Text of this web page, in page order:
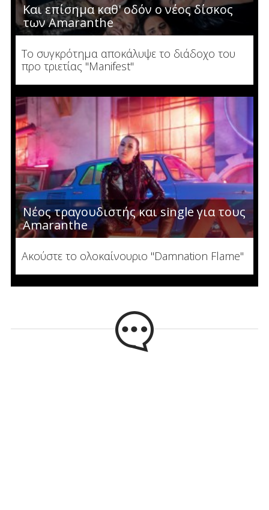
Και επίσημα καθ' οδόν ο νέος δίσκος
των Amaranthe
To συγκρότημα αποκάλυψε το διάδοχο του
προ τριετίας "Manifest"
Νέος τραγουδιστής και single για τους
Amaranthe
Ακούστε το ολοκαίνουριο "Damnation Flame"